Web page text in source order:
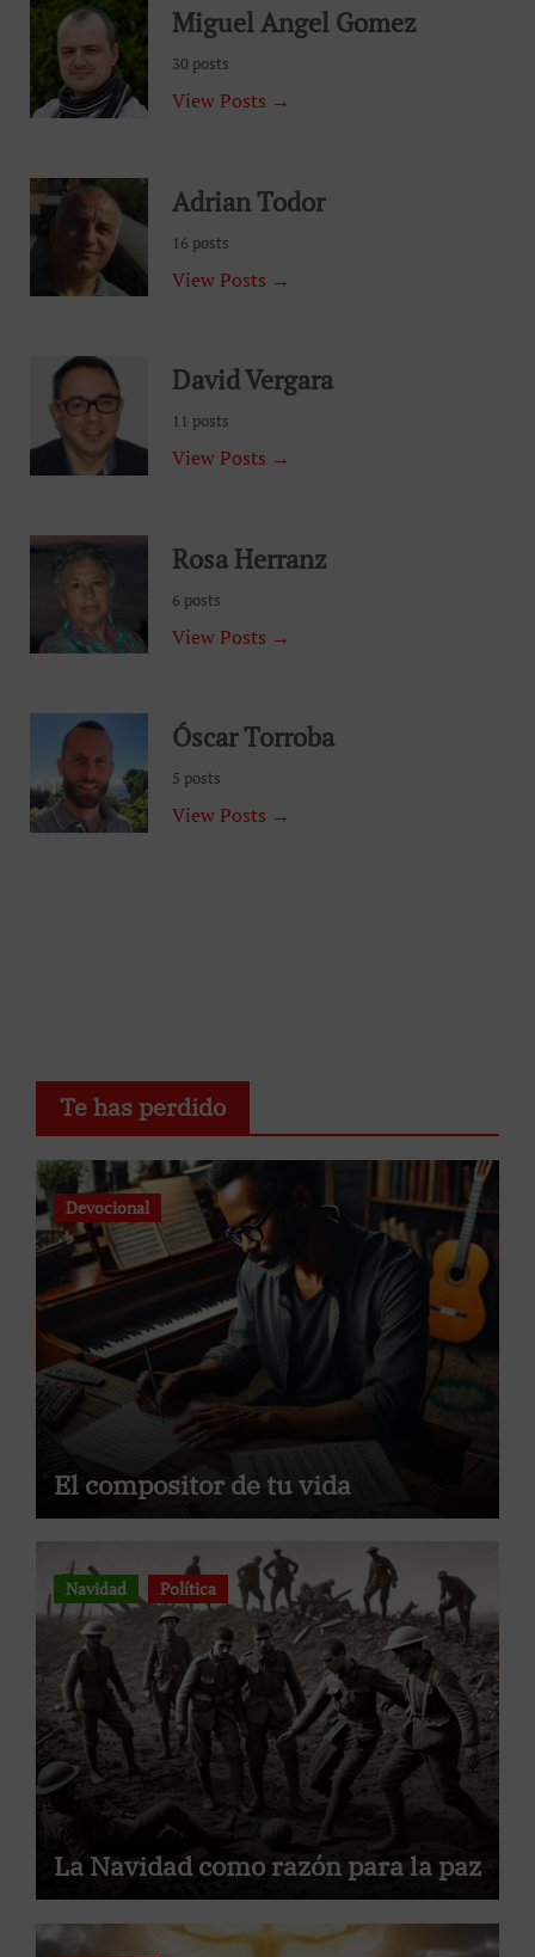
Miguel Angel Gomez
30 posts
View Posts →
Adrian Todor
16 posts
View Posts →
David Vergara
11 posts
View Posts →
Rosa Herranz
6 posts
View Posts →
Óscar Torroba
5 posts
View Posts →
Te has perdido
Devocional
El compositor de tu vida
Navidad Política
La Navidad como razón para la paz